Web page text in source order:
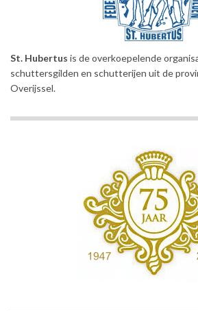
St. Hubertus is de overkoepelende
schuttersgilden en schutterijen uit de
Overijssel.